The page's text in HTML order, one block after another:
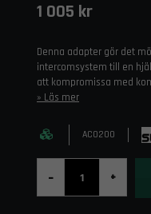
1 005 kr
Denna adapter gör det
intercomsystem till en
att kompromissa med
Läs mer
AC0200
- +